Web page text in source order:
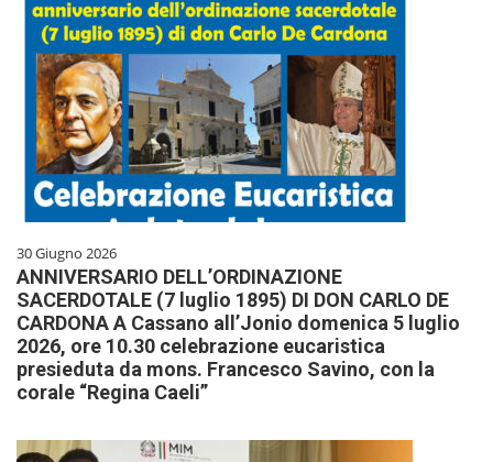
30 Giugno 2026
ANNIVERSARIO DELL’ORDINAZIONE
SACERDOTALE (7 luglio 1895) DI DON CARLO DE
CARDONA A Cassano all’Jonio domenica 5 luglio
2026, ore 10.30 celebrazione eucaristica
presieduta da mons. Francesco Savino, con la
corale “Regina Caeli”